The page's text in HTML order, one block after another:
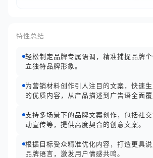
特性总结
轻松制定品牌专属语调，精准捕捉品牌
立独特品牌形象。
为营销材料创作引人注目的文案，快速
的优质内容，从产品描述到广告语全面覆
支持多场景下的品牌文案创作，包括社
动宣传等，提供高度契合的创意文案。
根据目标受众精准优化内容，打造更具
品牌语言，激发用户情感共鸣。